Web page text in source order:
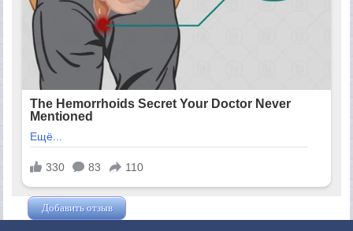
Добавить отзыв